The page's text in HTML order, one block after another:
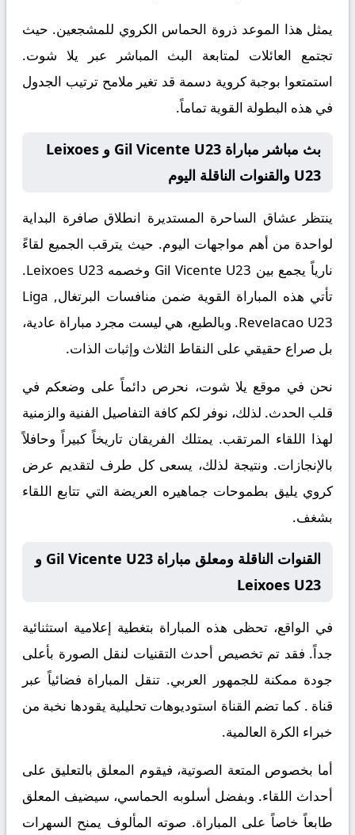
يمثل هذا الموعد ذروة الحماس الكروي للمشجعين. حيث
تجتمع العائلات لمتابعة البث المباشر عبر يلا شوت.
استمتعوا بوجبة كروية دسمة قد تغير ملامح ترتيب الجدول
في هذه البطولة القوية تماماً.
بث مباشر مباراة Gil Vicente U23 و Leixoes
U23 والقنوات الناقلة اليوم
ينتظر عشاق الساحرة المستديرة انطلاق صافرة البداية
لواحدة من أهم مواجهات اليوم. حيث يترقب الجميع لقاءً
نارياً يجمع بين Gil Vicente U23 وخصمه Leixoes U23
.
تأتي هذه المباراة القوية ضمن منافسات
البرتغال, Liga
Revelacao U23. وبالطبع، هي ليست مجرد مباراة عادية،
بل صراع حقيقي على النقاط الثلاث وإثبات الذات.
نحن في موقع يلا شوت، نحرص دائماً على وضعكم في
قلب الحدث. لذلك، نوفر لكم كافة التفاصيل الفنية والزمنية
لهذا اللقاء المرتقب. يمتلك الفريقان تاريخاً كبيراً وحافلاً
بالإنجازات. ونتيجة لذلك، يسعى كل طرف لتقديم عرض
كروي يليق بطموحات جماهيره العريضة التي تتابع اللقاء
بشغف.
القنوات الناقلة ومعلق مباراة Gil Vicente U23 و
Leixoes U23
في الواقع، تحظى هذه المباراة بتغطية إعلامية استثنائية
جداً. فقد تم تخصيص أحدث التقنيات لنقل الصورة بأعلى
جودة ممكنة للجمهور العربي. تنقل المباراة فضائياً عبر
قناة . كما تضم القناة استوديوهات تحليلية يقودها نخبة من
خبراء الكرة العالمية.
أما بخصوص المتعة الصوتية، فيقوم المعلق بالتعليق على
أحداث اللقاء. وبفضل أسلوبه الحماسي، سيضيف المعلق
طابعاً خاصاً على المباراة. صوته المألوف يمنح السهرات